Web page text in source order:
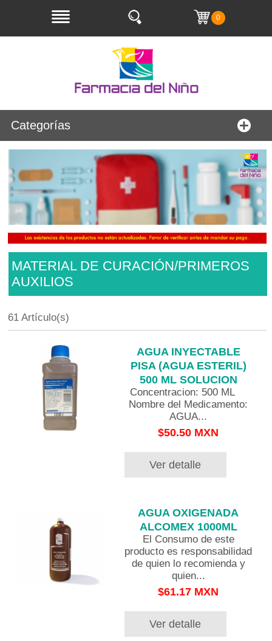
0
Categorías
MATERIAL DE CURACIÓN/PRIMEROS
AUXILIOS
61 Artículo(s)
AGUA INYECTABLE
PISA (AGUA ESTERIL)
500 ML SOLUCION
Concentracion: 500 ML
Nombre del Medicamento:
AGUA...
$50.50 MXN
Ver detalle
AGUA OXIGENADA
ALCOMEX 1000ML
El Consumo de este
producto es responsabilidad
de quien lo recomienda y
quien...
$61.17 MXN
Ver detalle